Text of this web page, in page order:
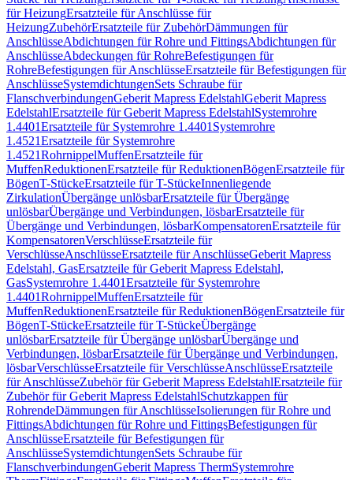
für HeizungErsatzteile für Anschlüsse für
HeizungZubehörErsatzteile für ZubehörDämmungen für
AnschlüsseAbdichtungen für Rohre und FittingsAbdichtungen für
AnschlüsseAbdeckungen für RohreBefestigungen für
RohreBefestigungen für AnschlüsseErsatzteile für Befestigungen für
AnschlüsseSystemdichtungenSets Schraube für
FlanschverbindungenGeberit Mapress EdelstahlGeberit Mapress
EdelstahlErsatzteile für Geberit Mapress EdelstahlSystemrohre
1.4401Ersatzteile für Systemrohre 1.4401 Systemrohre
1.4521Ersatzteile für Systemrohre
1.4521RohrnippelMuffenErsatzteile für
MuffenReduktionenErsatzteile für ReduktionenBögenErsatzteile für
BögenT-StückeErsatzteile für T-StückeInnenliegende
ZirkulationÜbergänge unlösbarErsatzteile für Übergänge
unlösbarÜbergänge und Verbindungen, lösbarErsatzteile für
Übergänge und Verbindungen, lösbarKompensatorenErsatzteile für
KompensatorenVerschlüsseErsatzteile für
VerschlüsseAnschlüsseErsatzteile für AnschlüsseGeberit Mapress
Edelstahl, GasErsatzteile für Geberit Mapress Edelstahl,
GasSystemrohre 1.4401Ersatzteile für Systemrohre
1.4401RohrnippelMuffenErsatzteile für
MuffenReduktionenErsatzteile für ReduktionenBögenErsatzteile für
BögenT-StückeErsatzteile für T-StückeÜbergänge
unlösbarErsatzteile für Übergänge unlösbarÜbergänge und
Verbindungen, lösbarErsatzteile für Übergänge und Verbindungen,
lösbarVerschlüsseErsatzteile für VerschlüsseAnschlüsseErsatzteile
für AnschlüsseZubehör für Geberit Mapress EdelstahlErsatzteile für
Zubehör für Geberit Mapress EdelstahlSchutzkappen für
RohrendeDämmungen für AnschlüsseIsolierungen für Rohre und
FittingsAbdichtungen für Rohre und FittingsBefestigungen für
AnschlüsseErsatzteile für Befestigungen für
AnschlüsseSystemdichtungenSets Schraube für
FlanschverbindungenGeberit Mapress ThermSystemrohre